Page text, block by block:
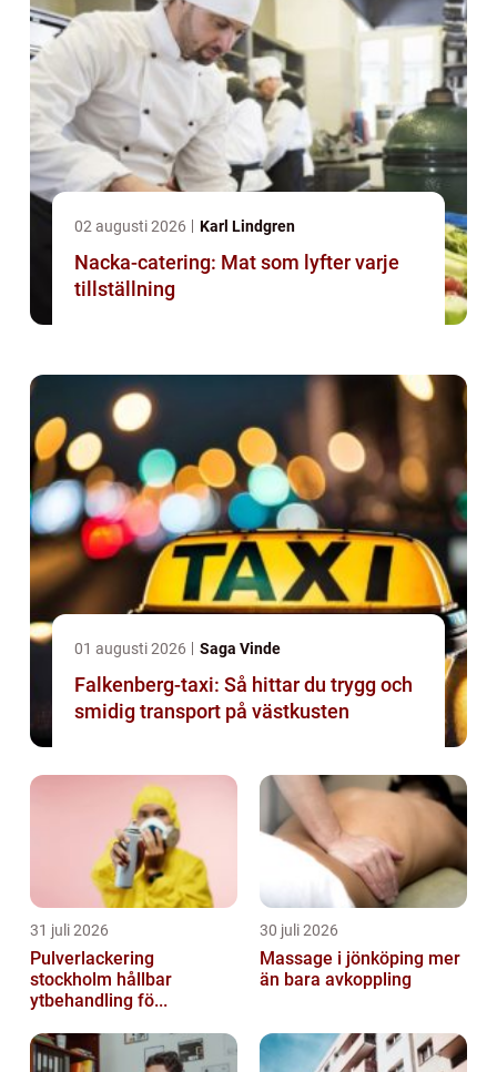
02 augusti 2026 Karl Lindgren
Nacka-catering: Mat som lyfter varje
tillställning
01 augusti 2026 Saga Vinde
Falkenberg-taxi: Så hittar du trygg och
smidig transport på västkusten
31 juli 2026
Pulverlackering
stockholm hållbar
ytbehandling fö...
30 juli 2026
Massage i jönköping mer
än bara avkoppling